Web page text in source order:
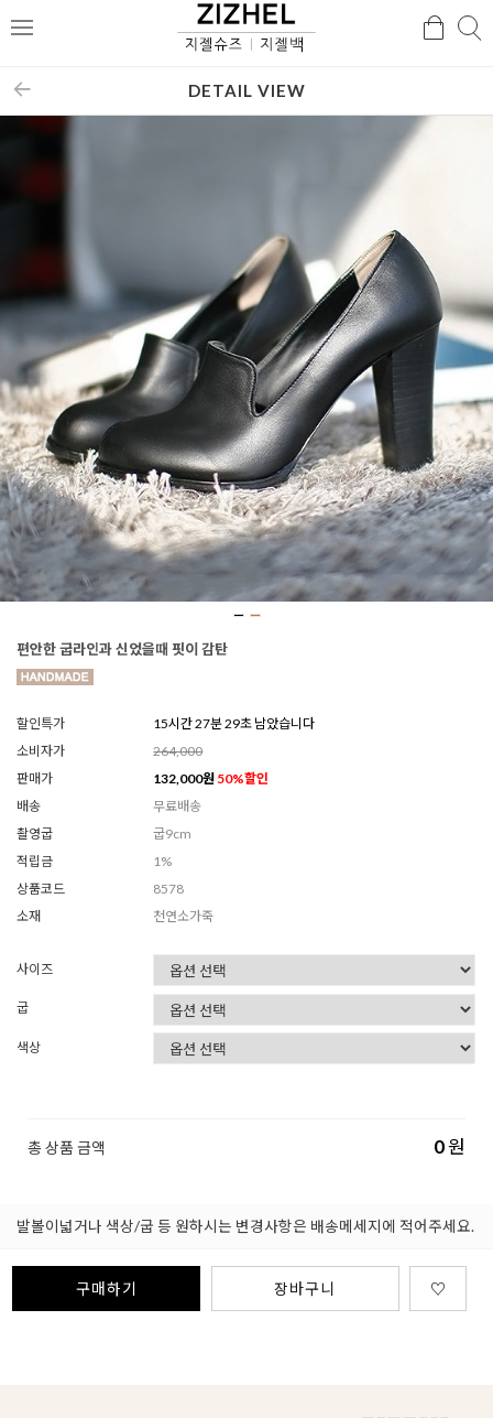
메
검
DETAIL VIEW
편안한 굽라인과 신었을때 핏이 감탄
할인특가
15시간 27분 26초 남았습니다
소비자가
264,000
판매가
132,000원 50%할인
배송
무료배송
촬영굽
굽9cm
적립금
1%
상품코드
8578
소재
천연소가죽
사이즈
굽
색상
총 상품 금액 0원
발볼이넓거나 색상/굽 등 원하시는 변경사항은 배송메세지에 적어주세요.
구매하기 장바구니 ♡